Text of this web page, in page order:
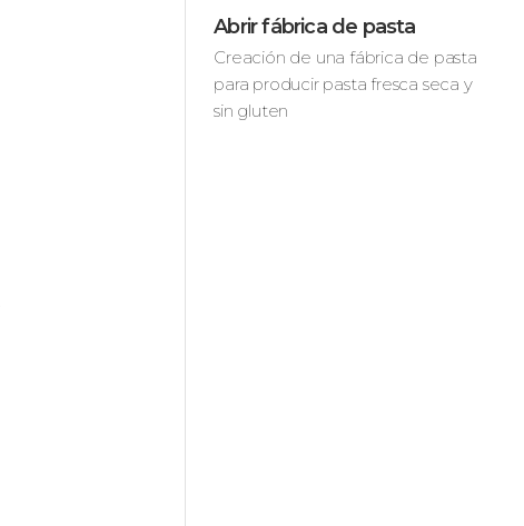
Abrir fábrica de pasta
Creación de una fábrica de pasta
para producir pasta fresca seca y
sin gluten